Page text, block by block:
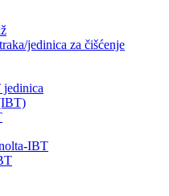
jedinica za čišćenje
IBT